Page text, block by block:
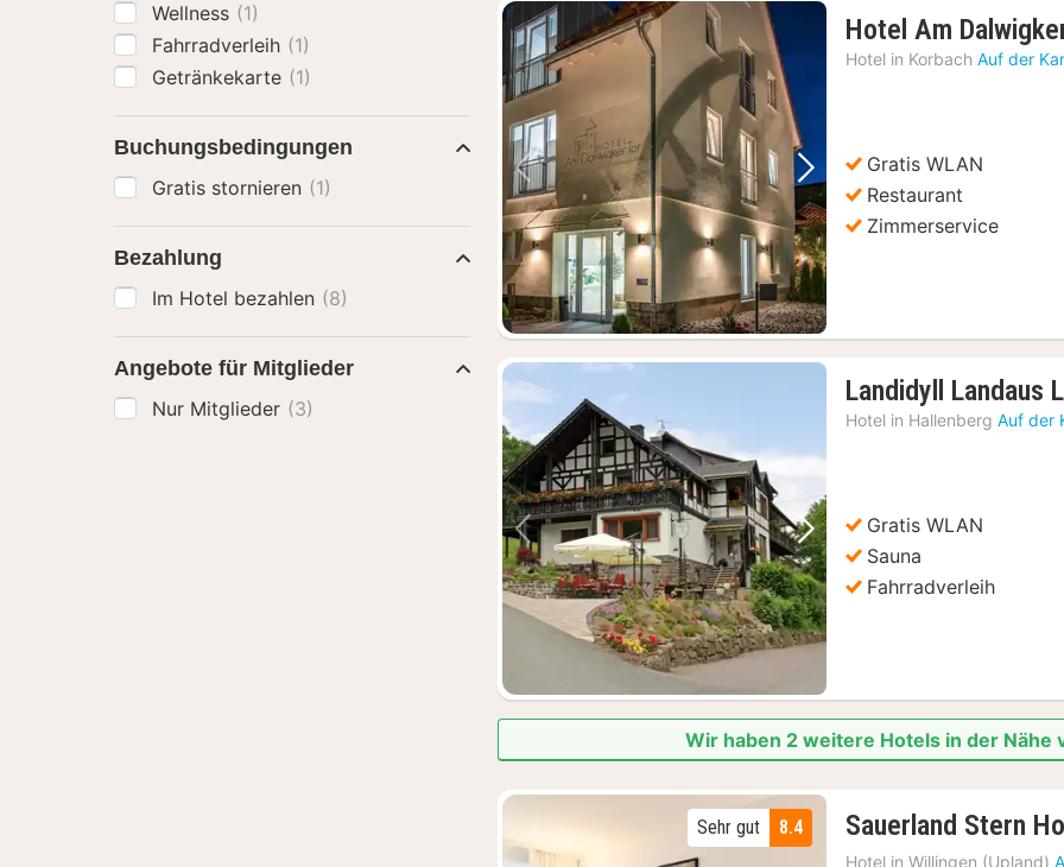
Vorheriges Bild Nächstes Bild
Hotel Am
Hotel in Korbach Auf der
Gratis WLAN
Restaurant
Zimmerservice
Vorheriges Bild Nächstes Bild
Landidyll Landaus
Hotel in Hallenberg Auf der
Gratis WLAN
Sauna
Fahrradverleih
Wir haben 2 weitere Hotels in der Nähe
8.4
Sehr gut Sauerland Stern
Hotel in Willingen (Upland)
Wellness (1)
Fahrradverleih (1)
Getränkekarte (1)
Buchungsbedingungen
Gratis stornieren (1)
Bezahlung
Im Hotel bezahlen (8)
Angebote für Mitglieder
Nur Mitglieder (3)